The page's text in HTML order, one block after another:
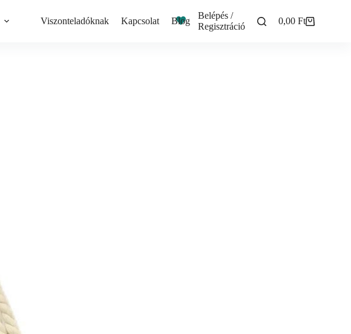
Viszonteladóknak Kapcsolat Blog
Belépés /
Regisztráció
Shopping
0,00 Ft